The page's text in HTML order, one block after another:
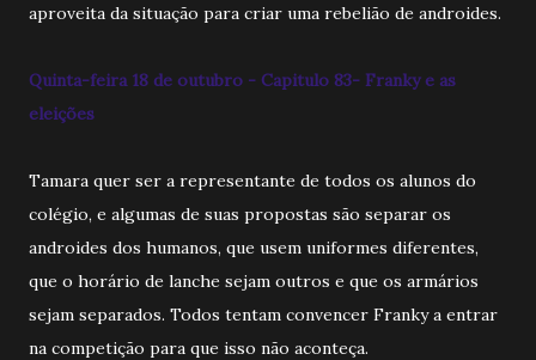
aproveita da situação para criar uma rebelião de androides.
Quinta-feira 18 de outubro - Capitulo 83- Franky e as
eleições
Tamara quer ser a representante de todos os alunos do
colégio, e algumas de suas propostas são separar os
androides dos humanos, que usem uniformes diferentes,
que o horário de lanche sejam outros e que os armários
sejam separados. Todos tentam convencer Franky a entrar
na competição para que isso não aconteça.